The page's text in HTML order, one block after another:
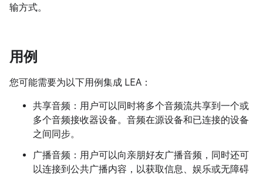
输方式。
用例
您可能需要为以下用例集成 LEA：
共享音频：用户可以同时将多个音频流共享到一个或
多个音频接收器设备。音频在源设备和已连接的设备
之间同步。
广播音频：用户可以向亲朋好友广播音频，同时还可
以连接到公共广播内容，以获取信息、娱乐或无障碍